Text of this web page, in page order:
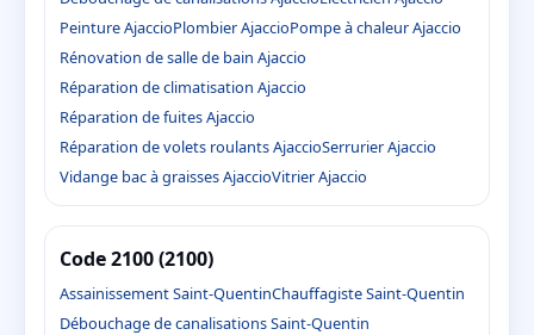
Peinture AjaccioPlombier AjaccioPompe à chaleur Ajaccio
Rénovation de salle de bain Ajaccio
Réparation de climatisation Ajaccio
Réparation de fuites Ajaccio
Réparation de volets roulants AjaccioSerrurier Ajaccio
Vidange bac à graisses AjaccioVitrier Ajaccio
Code 2100 (2100)
Assainissement Saint-QuentinChauffagiste Saint-Quentin
Débouchage de canalisations Saint-Quentin